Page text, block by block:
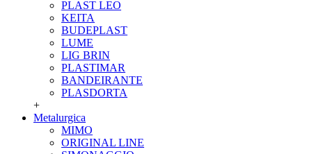
PLAST LEO
KEITA
BUDEPLAST
LUME
LIG BRIN
PLASTIMAR
BANDEIRANTE
PLASDORTA
+
Metalurgica
MIMO
ORIGINAL LINE